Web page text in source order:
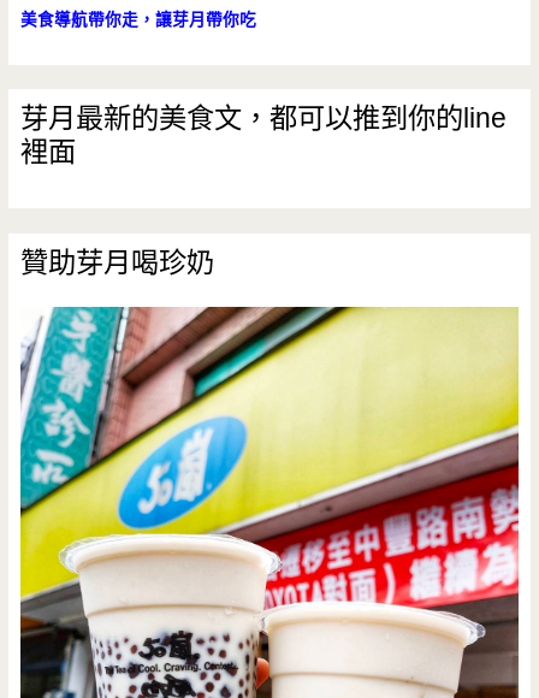
美食導航帶你走，讓芽月帶你吃
芽月最新的美食文，都可以推到你的line
裡面
贊助芽月喝珍奶